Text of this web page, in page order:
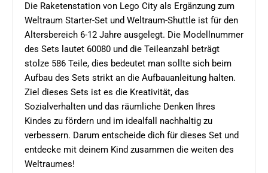
Die Raketenstation von Lego City als Ergänzung zum
Weltraum Starter-Set und Weltraum-Shuttle ist für den
Altersbereich 6-12 Jahre ausgelegt. Die Modellnummer
des Sets lautet 60080 und die Teileanzahl beträgt
stolze 586 Teile, dies bedeutet man sollte sich beim
Aufbau des Sets strikt an die Aufbauanleitung halten.
Ziel dieses Sets ist es die Kreativität, das
Sozialverhalten und das räumliche Denken Ihres
Kindes zu fördern und im idealfall nachhaltig zu
verbessern. Darum entscheide dich für dieses Set und
entdecke mit deinem Kind zusammen die weiten des
Weltraumes!